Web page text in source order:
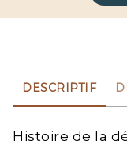
DESCRIPTIF
Histoire de la